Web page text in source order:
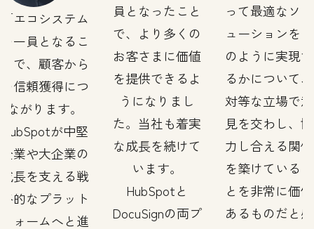
エコシステム
の一員となるこ
とで、顧客から
の信頼獲得につ
ながります。
HubSpotが中堅
企業や大企業の
成長を支える戦
略的なプラット
フォームへと進
員となったこと
で、より多くの
お客さまに価値
を提供できるよ
うになりまし
た。当社も着実
な成長を続けて
います。
HubSpotと
DocuSignの両プ
って最適なソリ
ューションをど
のように実現す
るかについて、
対等な立場で意
見を交わし、協
力し合える関係
を築けているこ
とを非常に価値
あるものだと感